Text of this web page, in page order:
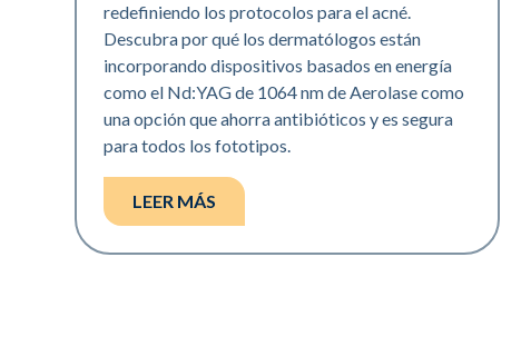
redefiniendo los protocolos para el acné.
Descubra por qué los dermatólogos están
incorporando dispositivos basados en energía
como el Nd:YAG de 1064 nm de Aerolase como
una opción que ahorra antibióticos y es segura
para todos los fototipos.
LEER MÁS